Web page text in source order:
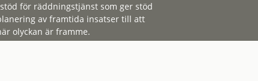
för räddningstjänst som ger stöd
av framtida insatser till att
olyckan är framme.